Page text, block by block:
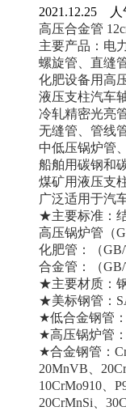
2021.12.25 人
高压合金管
主要产品：电
螺旋管、直缝
化肥设备用高
液压支柱汽车
冷轧精密光亮
无缝管、管线
中低压锅炉管
船舶用碳钢和
煤矿用液压支
广泛适用于汽
★主要标准：
高压锅炉管（
化肥管：（
合金管：（
★主要材质：钢
★美标钢管：
★低合金钢管：
★高压锅炉管：
★合金钢管 ：
20MnVB、
10CrMo910、
20CrMnSi、